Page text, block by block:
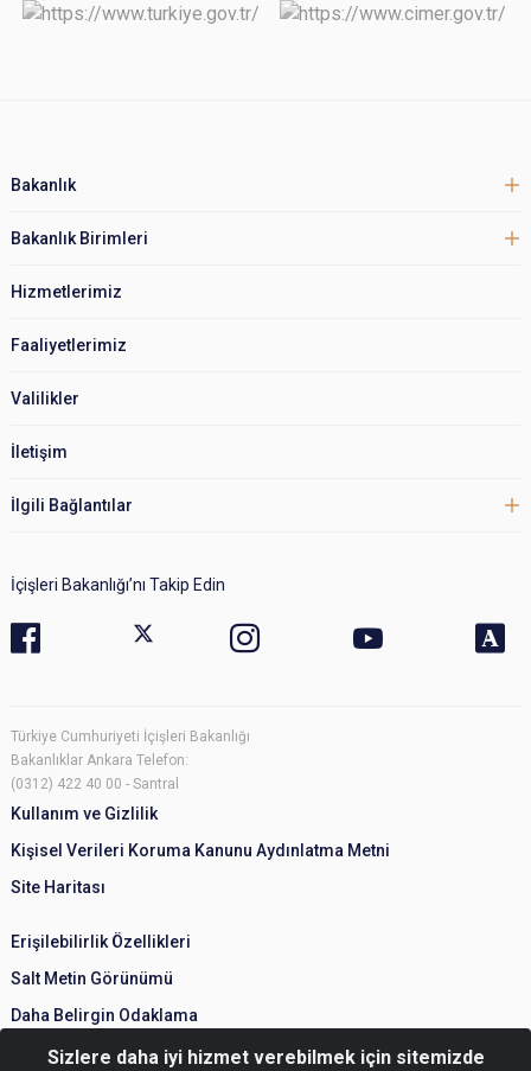
Bakanlık
Bakanlık Birimleri
Hizmetlerimiz
Faaliyetlerimiz
Valilikler
İletişim
İlgili Bağlantılar
İçişleri Bakanlığı’nı Takip Edin
Türkiye Cumhuriyeti İçişleri Bakanlığı
Bakanlıklar Ankara Telefon:
(0312) 422 40 00 - Santral
Kullanım ve Gizlilik
Kişisel Verileri Koruma Kanunu Aydınlatma Metni
Site Haritası
Erişilebilirlik Özellikleri
Salt Metin Görünümü
Daha Belirgin Odaklama
Sizlere daha iyi hizmet verebilmek için sitemizde